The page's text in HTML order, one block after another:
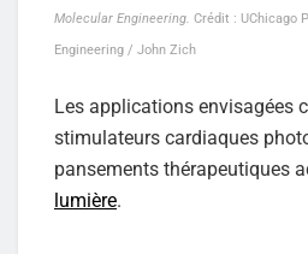
Molecular Engineering. Crédit : UChicago
Engineering / John Zich
Les applications envisagées
stimulateurs cardiaques
pansements thérapeutiques
lumière.